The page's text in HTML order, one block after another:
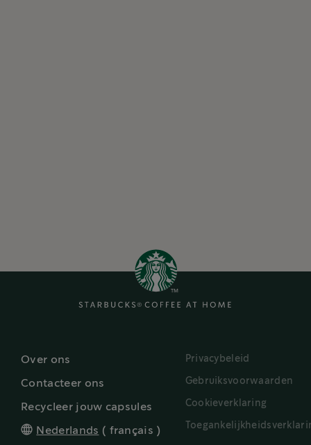
Over ons
Contacteer ons
Recycleer jouw capsules
Nederlands ( français )
Privacybeleid
Gebruiksvoorwaarden
Cookieverklaring